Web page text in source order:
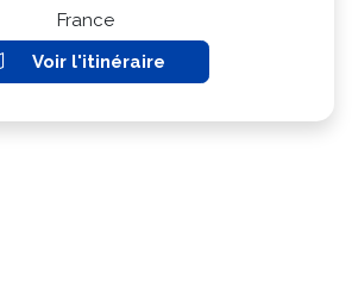
France
Voir l'itinéraire